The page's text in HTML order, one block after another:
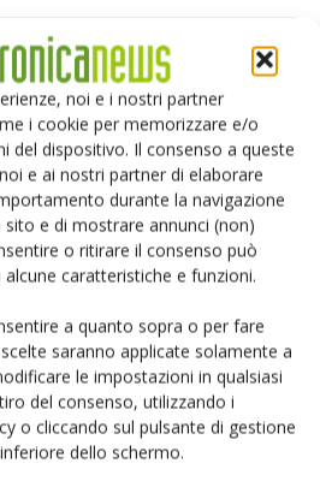
noi e i nostri partner
i cookie per memorizzare e/o
del dispositivo. Il consenso a queste
e ai nostri partner di elaborare
durante la navigazione
e di mostrare annunci (non)
o ritirare il consenso può
caratteristiche e funzioni.
a quanto sopra o per fare
saranno applicate solamente a
le impostazioni in qualsiasi
del consenso, utilizzando i
o cliccando sul pulsante di gestione
dello schermo.
e sito web in questo browser per i